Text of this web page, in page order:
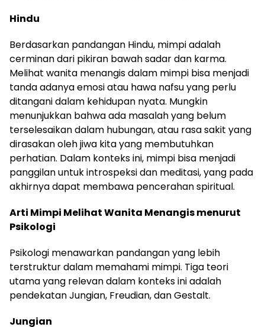
Hindu
Berdasarkan pandangan Hindu, mimpi adalah
cerminan dari pikiran bawah sadar dan karma.
Melihat wanita menangis dalam mimpi bisa menjadi
tanda adanya emosi atau hawa nafsu yang perlu
ditangani dalam kehidupan nyata. Mungkin
menunjukkan bahwa ada masalah yang belum
terselesaikan dalam hubungan, atau rasa sakit yang
dirasakan oleh jiwa kita yang membutuhkan
perhatian. Dalam konteks ini, mimpi bisa menjadi
panggilan untuk introspeksi dan meditasi, yang pada
akhirnya dapat membawa pencerahan spiritual.
Arti Mimpi Melihat Wanita Menangis menurut
Psikologi
Psikologi menawarkan pandangan yang lebih
terstruktur dalam memahami mimpi. Tiga teori
utama yang relevan dalam konteks ini adalah
pendekatan Jungian, Freudian, dan Gestalt.
Jungian